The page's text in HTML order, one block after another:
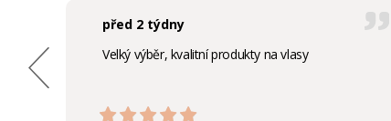
před 2 týdny
Velký výběr, kvalitní produkty na vlasy